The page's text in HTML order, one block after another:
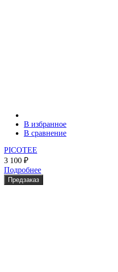
В избранное
В сравнение
PICOTEE
3 100 ₽
Подробнее
Предзаказ